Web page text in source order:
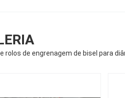
de engrenagem de bisel para